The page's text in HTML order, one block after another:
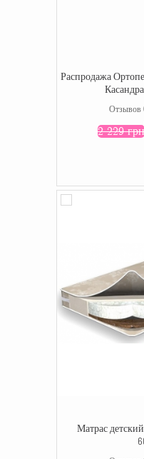
Распродажа
Отзывов
2 229 грн
Матрас